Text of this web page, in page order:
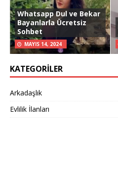
Whatsapp Dul ve Bekar
Bayanlarla Ücretsiz
Sohbet
MAYIS 14, 2024
KATEGORILER
Arkadaşlık
Evlilik İlanları